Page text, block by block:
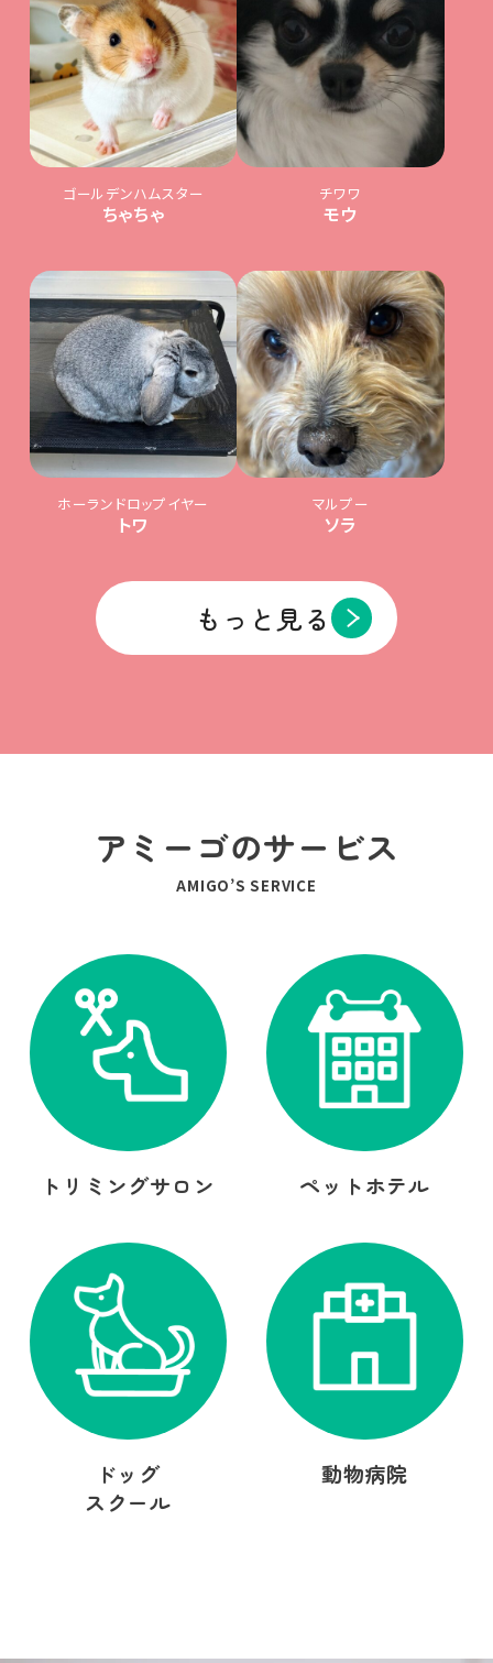
ゴールデンハムスター
ちゃちゃ
チワワ
モウ
ホーランドロップイヤー
トワ
マルプー
ソラ
もっと見る
アミーゴのサービス
AMIGO’S SERVICE
トリミングサロン ペットホテル
ドッグ
スクール
動物病院